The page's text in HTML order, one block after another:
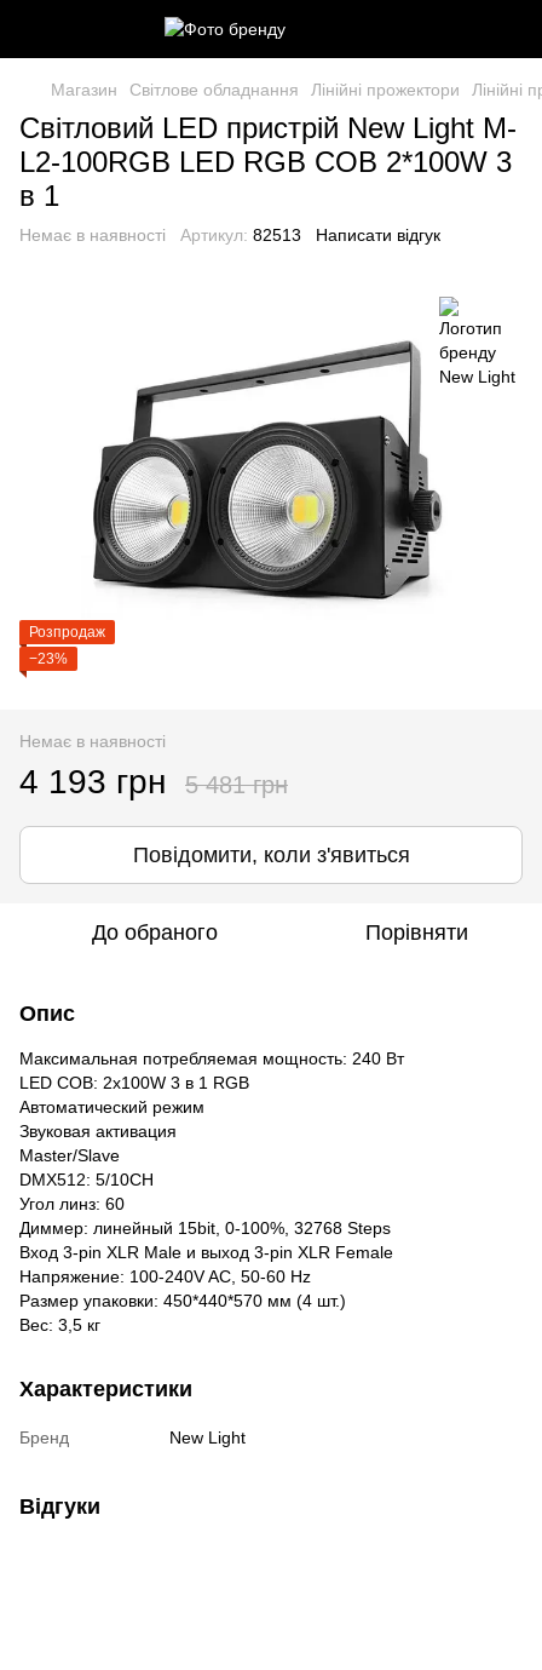
Магазин Світлове обладнання Лінійні прожектори Лінійні
Світловий LED пристрій New Light M-
L2-100RGB LED RGB COB 2*100W 3
в 1
Немає в наявності Артикул: 82513 Написати відгук
Розпродаж
−23%
Немає в наявності
4 193 грн 5 481 грн
Повідомити, коли з'явиться
До обраного Порівняти
Опис
Максимальная потребляемая мощность: 240 Вт
LED COB: 2x100W 3 в 1 RGB
Автоматический режим
Звуковая активация
Master/Slave
DMX512: 5/10CH
Угол линз: 60
Диммер: линейный 15bit, 0-100%, 32768 Steps
Вход 3-pin XLR Male и выход 3-pin XLR Female
Напряжение: 100-240V AC, 50-60 Hz
Размер упаковки: 450*440*570 мм (4 шт.)
Вес: 3,5 кг
Характеристики
Бренд New Light
Відгуки